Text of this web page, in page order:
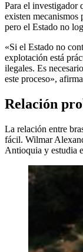
Para el investigador
existen mecanismos
pero el Estado no
«Si el Estado no
explotación está
ilegales. Es
este proceso»,
Relación
La relación entre
fácil. Wilmar
Antioquia y estudia